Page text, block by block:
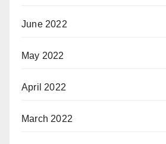
June 2022
May 2022
April 2022
March 2022